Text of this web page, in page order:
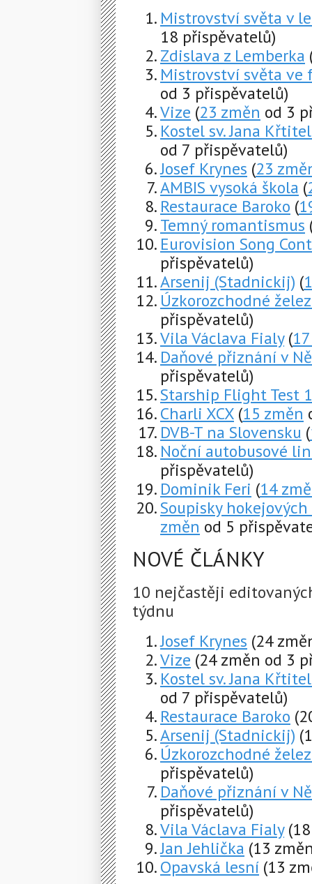
Mistrovství světa v
18 přispěvatelů)
Zdislava z Lemberka
Mistrovství světa ve
od 3 přispěvatelů)
Vize (23 změn od 3
Kostel sv. Jana
od 7 přispěvatelů)
Josef Krynes (23
AMBIS vysoká škola (
Restaurace Baroko (
Temný romantismus
Eurovision Song
přispěvatelů)
Arsenij (Stadnickij) (
Úzkorozchodné
přispěvatelů)
Vila Václava Fialy (
Daňové přiznání v
přispěvatelů)
Starship Flight Test
Charli XCX (15 změn
DVB-T na Slovensku (
Noční autobusové
přispěvatelů)
Dominik Feri (14
Soupisky
změn od 5
NOVÉ ČLÁNKY
10 nejčastěji
týdnu
Josef Krynes (24
Vize (24 změn od 3
Kostel sv. Jana
od 7 přispěvatelů)
Restaurace Baroko
Arsenij (Stadnickij)
Úzkorozchodné
přispěvatelů)
Daňové přiznání v
přispěvatelů)
Vila Václava Fialy
Jan Jehlička (13
Opavská lesní (13